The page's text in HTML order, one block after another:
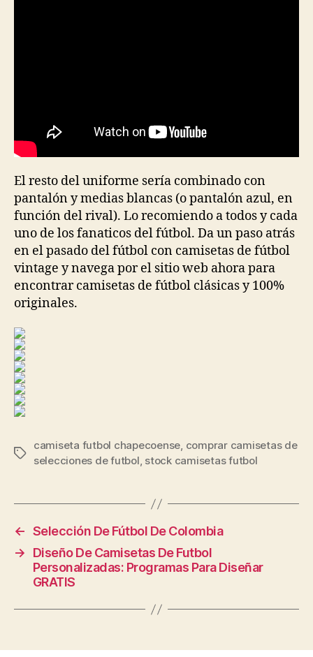
El resto del uniforme sería combinado con
pantalón y medias blancas (o pantalón azul, en
función del rival). Lo recomiendo a todos y cada
uno de los fanaticos del fútbol. Da un paso atrás
en el pasado del fútbol con camisetas de fútbol
vintage y navega por el sitio web ahora para
encontrar camisetas de fútbol clásicas y 100%
originales.
Etiquetas
camiseta futbol chapecoense, comprar camisetas de
selecciones de futbol, stock camisetas futbol
← Selección De Fútbol De Colombia
→
Diseño De Camisetas De Futbol
Personalizadas: Programas Para Diseñar
GRATIS